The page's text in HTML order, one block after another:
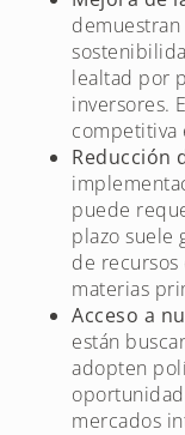
lealtad por
inversores.
competitiva
Reducción
puede
plazo suele
de recursos
materias
Acceso a
están
adopten
mercados